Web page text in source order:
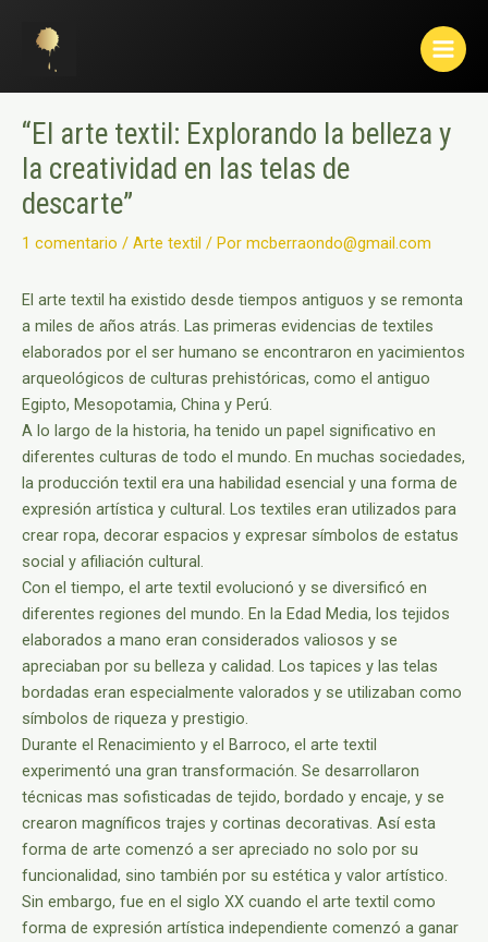
contenido
Menu
“El arte textil: Explorando la belleza y
la creatividad en las telas de
descarte”
1 comentario / Arte textil / Por mcberraondo@gmail.com
El arte textil ha existido desde tiempos antiguos y se remonta
a miles de años atrás. Las primeras evidencias de textiles
elaborados por el ser humano se encontraron en yacimientos
arqueológicos de culturas prehistóricas, como el antiguo
Egipto, Mesopotamia, China y Perú.
A lo largo de la historia, ha tenido un papel significativo en
diferentes culturas de todo el mundo. En muchas sociedades,
la producción textil era una habilidad esencial y una forma de
expresión artística y cultural. Los textiles eran utilizados para
crear ropa, decorar espacios y expresar símbolos de estatus
social y afiliación cultural.
Con el tiempo, el arte textil evolucionó y se diversificó en
diferentes regiones del mundo. En la Edad Media, los tejidos
elaborados a mano eran considerados valiosos y se
apreciaban por su belleza y calidad. Los tapices y las telas
bordadas eran especialmente valorados y se utilizaban como
símbolos de riqueza y prestigio.
Durante el Renacimiento y el Barroco, el arte textil
experimentó una gran transformación. Se desarrollaron
técnicas mas sofisticadas de tejido, bordado y encaje, y se
crearon magníficos trajes y cortinas decorativas. Así esta
forma de arte comenzó a ser apreciado no solo por su
funcionalidad, sino también por su estética y valor artístico.
Sin embargo, fue en el siglo XX cuando el arte textil como
forma de expresión artística independiente comenzó a ganar
de
entradas